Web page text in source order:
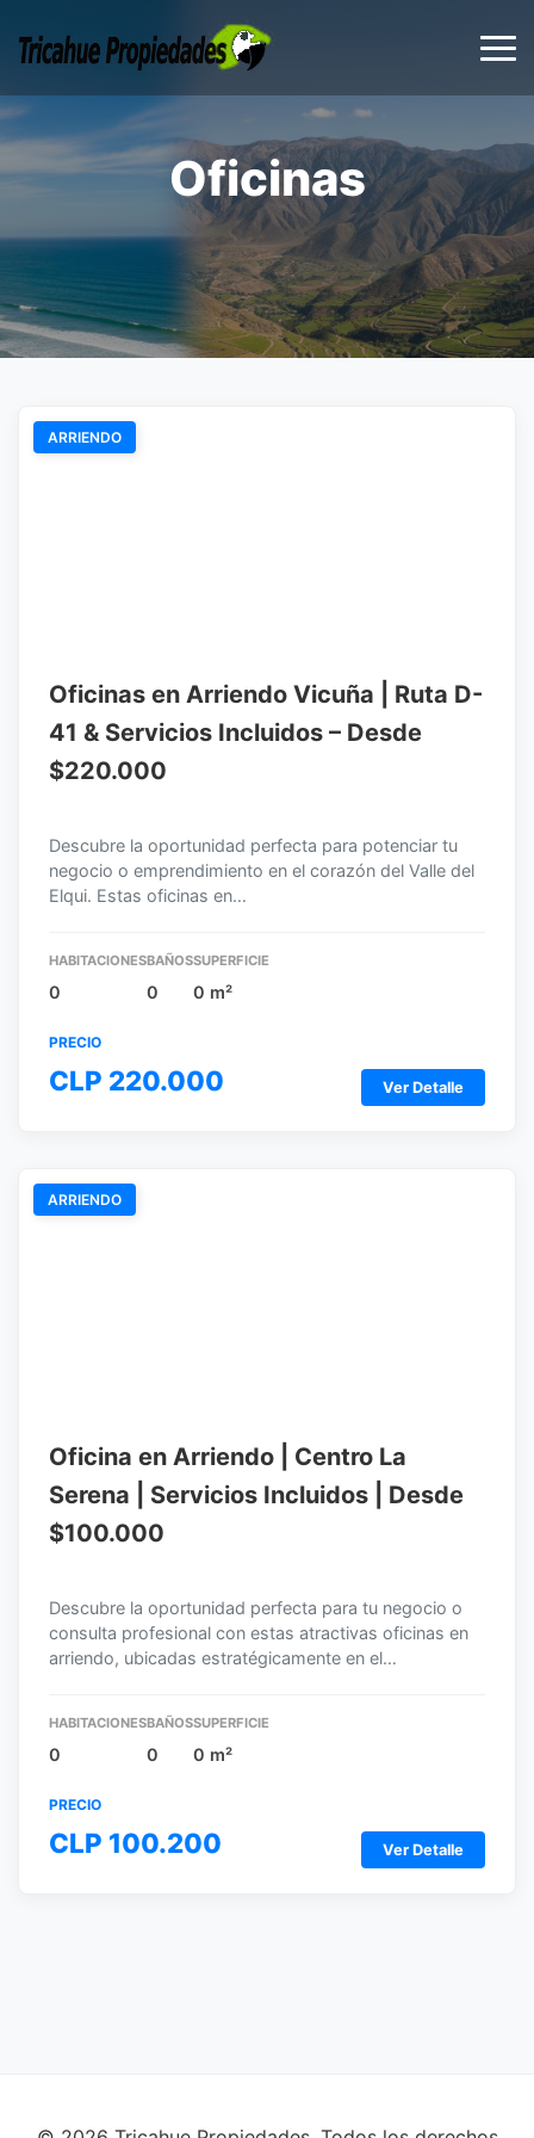
Oficinas
ARRIENDO
Oficinas en Arriendo Vicuña | Ruta D-
41 & Servicios Incluidos – Desde
$220.000
Descubre la oportunidad perfecta para potenciar tu
negocio o emprendimiento en el corazón del Valle del
Elqui. Estas oficinas en…
HABITACIONES
0
BAÑOS
0
SUPERFICIE
0 m²
PRECIO
CLP 220.000 Ver Detalle
ARRIENDO
Oficina en Arriendo | Centro La
Serena | Servicios Incluidos | Desde
$100.000
Descubre la oportunidad perfecta para tu negocio o
consulta profesional con estas atractivas oficinas en
arriendo, ubicadas estratégicamente en el…
HABITACIONES
0
BAÑOS
0
SUPERFICIE
0 m²
PRECIO
CLP 100.200 Ver Detalle